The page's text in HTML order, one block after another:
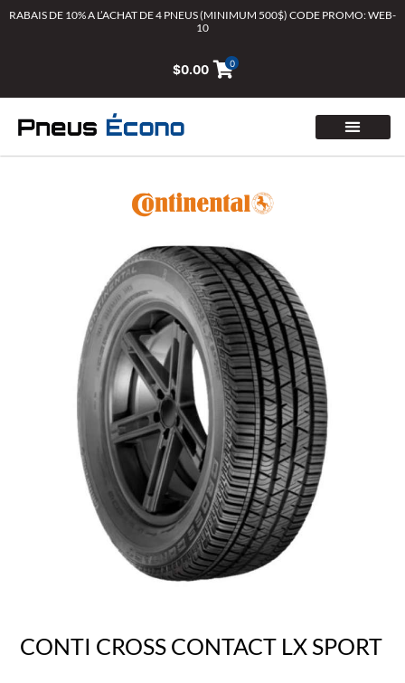
AllerRABAIS DE 10% A L’ACHAT DE 4 PNEUS (MINIMUM 500$) CODE PROMO: WEB-
10
$0.00 0
CONTI CROSS CONTACT LX SPORT